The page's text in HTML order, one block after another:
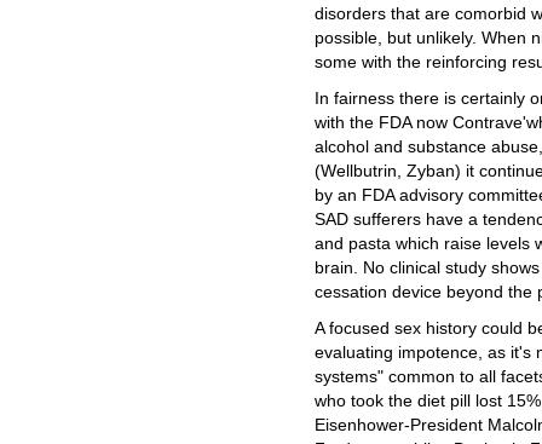
disorders that are comorbid
possible, but unlikely. When
some with the reinforcing
In fairness there is certainly
with the FDA now
alcohol and substance
(Wellbutrin, Zyban) it
by an FDA advisory
SAD sufferers have a
and pasta which raise levels
brain. No clinical study
cessation device beyond the
A focused sex history could
evaluating impotence, as it's
systems" common to all
who took the diet pill lost
Eisenhower-President